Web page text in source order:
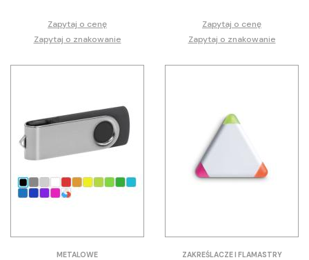
Zapytaj o cenę
Zapytaj o znakowanie
Zapytaj o cenę
Zapytaj o znakowanie
METALOWE ZAKREŚLACZE I FLAMASTRY